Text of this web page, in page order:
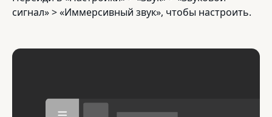
сигнал» > «Иммерсивный звук», чтобы настроить.